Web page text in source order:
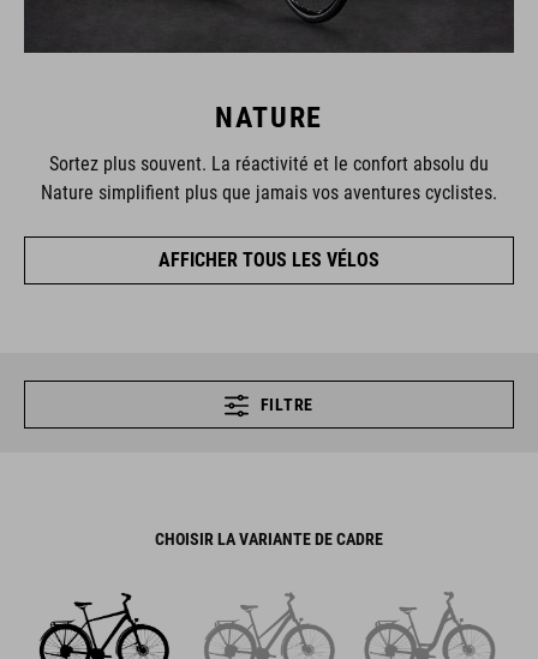
NATURE
Sortez plus souvent. La réactivité et le confort absolu du
Nature simplifient plus que jamais vos aventures cyclistes.
AFFICHER TOUS LES VÉLOS
FILTRE
CHOISIR LA VARIANTE DE CADRE